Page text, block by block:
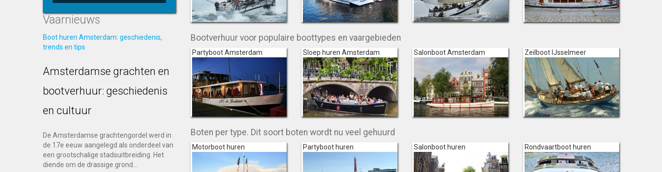
Vaarnieuws
Boot huren Amsterdam: geschiedenis,
trends en tips
Amsterdamse grachten en
bootverhuur: geschiedenis
en cultuur
De Amsterdamse grachtengordel werd in
de 17e eeuw aangelegd als onderdeel van
een grootschalige stadsuitbreiding. Het
diende om de drassige grond...
Bootverhuur voor populaire boottypes en vaargebieden
Partyboot Amsterdam Sloep huren Amsterdam Salonboot Amsterdam Zeilboot IJsselmeer
Boten per type. Dit soort boten wordt nu veel gehuurd
Motorboot huren Partyboot huren Salonboot huren Rondvaartboot huren